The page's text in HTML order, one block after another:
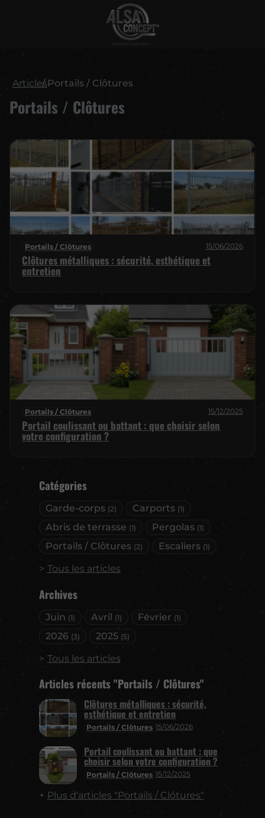
Catégories
Garde-corps (2) Carports (1)
Abris de terrasse (1) Pergolas (1)
Portails / Clôtures (2) Escaliers (1)
Tous les articles
Archives
Juin (1) Avril (1) Février (1)
2026 (3) 2025 (5)
Tous les articles
Articles récents "Portails / Clôtures"
Portails / Clôtures 15/06/2026
Clôtures métalliques : sécurité,
esthétique et entretien
Portails / Clôtures 15/12/2025
Portail coulissant ou battant : que
choisir selon votre configuration ?
Plus d'articles "Portails / Clôtures"
ArticlesPortails / Clôtures
Portails / Clôtures
Portails / Clôtures 15/06/2026
Clôtures métalliques : sécurité, esthétique et
entretien
Portails / Clôtures 15/12/2025
Portail coulissant ou battant : que choisir selon
votre configuration ?